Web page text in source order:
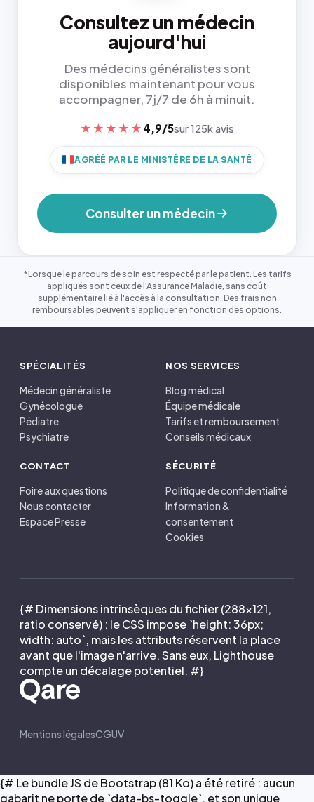
Consultez un médecin
aujourd'hui
Des médecins généralistes sont
disponibles maintenant pour vous
accompagner, 7j/7 de 6h à minuit.
★★★★★ 4,9/5sur 125k avis
AGRÉÉ PAR LE MINISTÈRE DE LA SANTÉ
Consulter un médecin
*Lorsque le parcours de soin est respecté par le patient. Les tarifs
appliqués sont ceux de l'Assurance Maladie, sans coût
supplémentaire lié à l'accès à la consultation. Des frais non
remboursables peuvent s'appliquer en fonction des options.
SPÉCIALITÉS
Médecin généraliste
Gynécologue
Pédiatre
Psychiatre
NOS SERVICES
Blog médical
Équipe médicale
Tarifs et remboursement
Conseils médicaux
CONTACT
Foire aux questions
Nous contacter
Espace Presse
SÉCURITÉ
Politique de confidentialité
Information &
consentement
Cookies
{# Dimensions intrinsèques du fichier (288×121,
ratio conservé) : le CSS impose `height: 36px;
width: auto`, mais les attributs réservent la place
avant que l'image n'arrive. Sans eux, Lighthouse
compte un décalage potentiel. #}
Mentions légalesCGUV
{# Le bundle JS de Bootstrap (81 Ko) a été retiré : aucun
gabarit ne porte de `data-bs-toggle`, et son unique